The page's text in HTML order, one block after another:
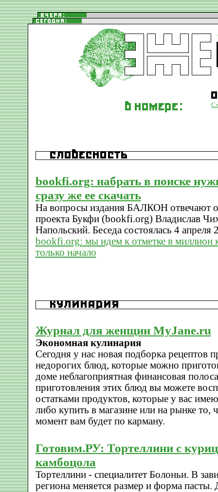
bookfi.org: набрать в поиске
сразу же ее скачать
На вопросы издания БАЛКОН отвечают
проекта Букфи (bookfi.org) Владислав
Напольский. Беседа состоялась 4 апреля
bookfi.org: мы идем к отметке в миллион
только начало
Журнал для женщин MyJane.ru
Экономная кулинария
Сегодня у нас новая подборка рецептов
недорогих блюд, которые можно
доме неблагоприятная финансовая
приготовления этих блюд вы можете
остатками продуктов, которые у вас
либо купить в магазине или на рынке то,
момент вам будет по карману.
Готовим.РУ: Тортеллини с
камбоцола
Тортеллини - специалитет Болоньи. В
региона меняется размер и форма пасты.